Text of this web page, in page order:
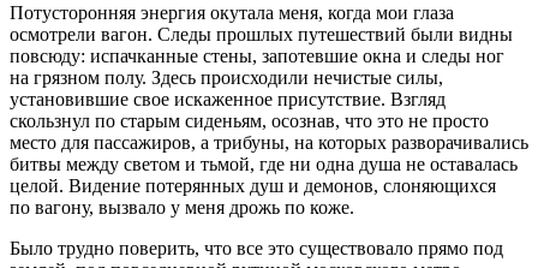
Потусторонняя энергия окутала меня, когда мои глаза
осмотрели вагон. Следы прошлых путешествий были видны
повсюду: испачканные стены, запотевшие окна и следы ног
на грязном полу. Здесь происходили нечистые силы,
установившие свое искаженное присутствие. Взгляд
скользнул по старым сиденьям, осознав, что это не просто
место для пассажиров, а трибуны, на которых разворачивались
битвы между светом и тьмой, где ни одна душа не оставалась
целой. Видение потерянных душ и демонов, слоняющихся
по вагону, вызвало у меня дрожь по коже.
Было трудно поверить, что все это существовало прямо под